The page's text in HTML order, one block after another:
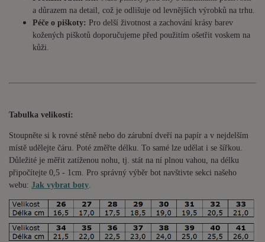
a důrazem na detail, což je odlišuje od levnějších výrobků na trhu.
Péče o piškoty: Pro delší životnost a zachování krásy barev
kožených piškotů doporučujeme před použitím ošetřit voskem na
kůži.
Tabulka velikostí:
Stoupněte si k rovné stěně nebo do zárubní dveří na papír a v nejdelším
místě udělejte čáru. Poté změřte délku. To samé lze udělat i se šířkou.
Důležité je měřit zatíženou nohu, tj. stát na ní plnou vahou, na délku
připočítejte 0,5 - 1cm . Pro správný výběr bot navštivte sekci našeho
webu: Jak vybrat boty